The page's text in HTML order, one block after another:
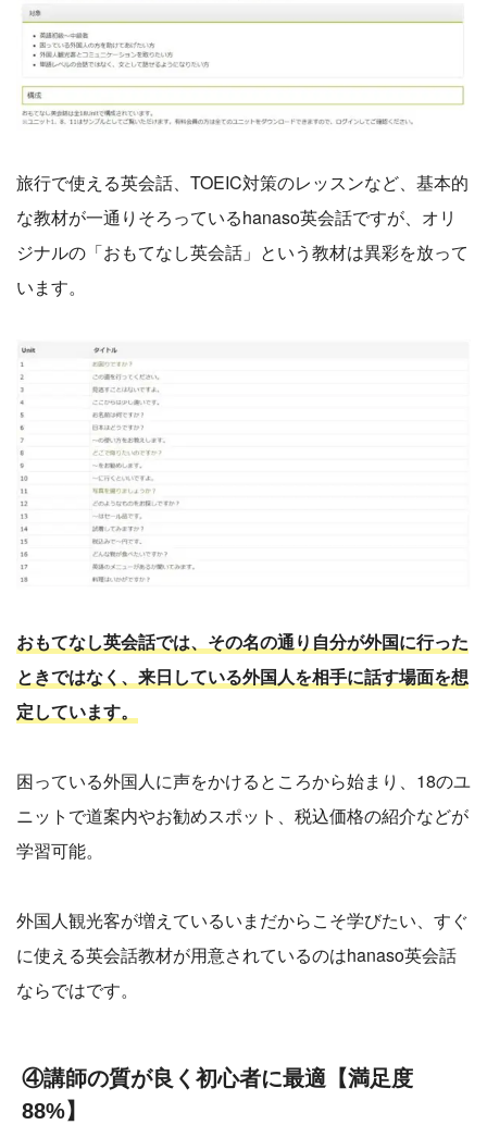
旅行で使える英会話、TOEIC対策のレッスンなど、基本的
な教材が一通りそろっているhanaso英会話ですが、オリ
ジナルの「おもてなし英会話」という教材は異彩を放って
います。
おもてなし英会話では、その名の通り自分が外国に行った
ときではなく、来日している外国人を相手に話す場面を想
定しています。
困っている外国人に声をかけるところから始まり、18のユ
ニットで道案内やお勧めスポット、税込価格の紹介などが
学習可能。
外国人観光客が増えているいまだからこそ学びたい、すぐ
に使える英会話教材が用意されているのはhanaso英会話
ならではです。
④講師の質が良く初心者に最適【満足度
88%】